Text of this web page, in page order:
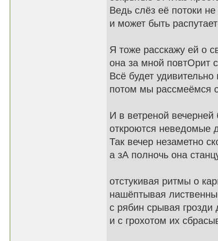
Ведь слёз её потоки
и может быть
Я тоже расскажу ей о
она за мной повтОрит
Всё будет удивительно
потом мы рассмеёмся
И в ветреной вечерней
откроются неведомые
Так вечер незаметно
а зА полночь она
отстукивая ритмы о
нашёптывая
с рябин срывая грозди
и с грохотом их